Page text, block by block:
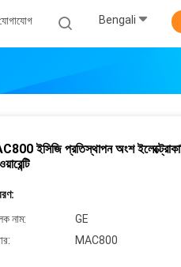
Bengali
ইসিজি প্রতিস্থাপন অংশ
নাম:
GE
MAC800